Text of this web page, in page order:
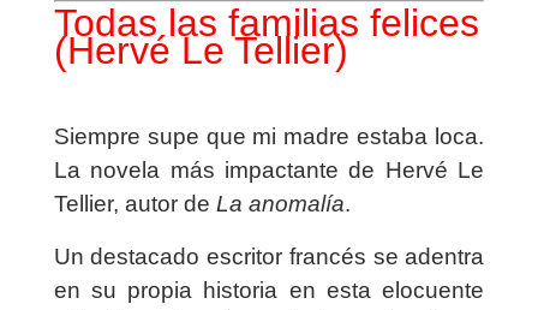
Todas las familias felices
(Hervé Le Tellier)
Siempre supe que mi madre estaba loca.
La novela más impactante de Hervé Le
Tellier, autor de La anomalía.
Un destacado escritor francés se adentra
en su propia historia en esta elocuente